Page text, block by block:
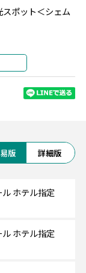
ポット＜シェム
遺跡群がある街
1992年に世界遺産
夕日が綺麗に見え
いに位置し、遺
版 詳細版
ホテル指定
ホテル指定